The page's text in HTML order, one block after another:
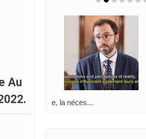
Au
e, la néces...